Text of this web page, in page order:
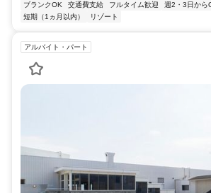
ブランクOK
交通費支給 フルタイム歓迎 週2・3日から
短期（1ヵ月以内）
リゾート
アルバイト・パート